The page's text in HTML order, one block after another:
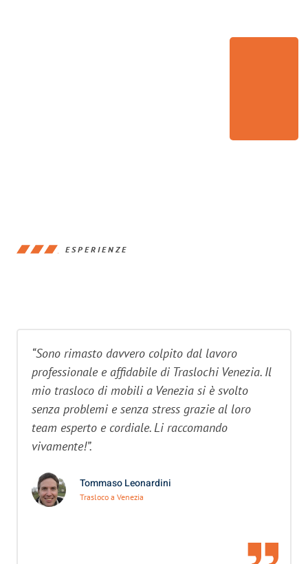
ESPERIENZE
“Sono rimasto davvero colpito dal lavoro
professionale e affidabile di Traslochi Venezia. Il
mio trasloco di mobili a Venezia si è svolto
senza problemi e senza stress grazie al loro
team esperto e cordiale. Li raccomando
vivamente!”.
Tommaso Leonardini
Trasloco a Venezia